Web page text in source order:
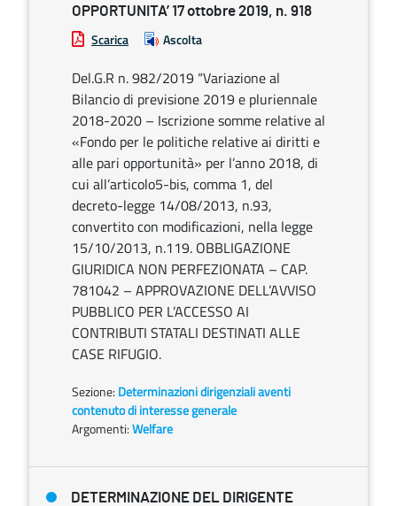
OPPORTUNITA’ 17 ottobre 2019, n. 918
Scarica Ascolta
Del.G.R n. 982/2019 “Variazione al
Bilancio di previsione 2019 e pluriennale
2018-2020 – Iscrizione somme relative al
«Fondo per le politiche relative ai diritti e
alle pari opportunità» per l’anno 2018, di
cui all’articolo5-bis, comma 1, del
decreto-legge 14/08/2013, n.93,
convertito con modificazioni, nella legge
15/10/2013, n.119. OBBLIGAZIONE
GIURIDICA NON PERFEZIONATA – CAP.
781042 – APPROVAZIONE DELL’AVVISO
PUBBLICO PER L’ACCESSO AI
CONTRIBUTI STATALI DESTINATI ALLE
CASE RIFUGIO.
Sezione: Determinazioni dirigenziali aventi
contenuto di interesse generale
Argomenti:Welfare
DETERMINAZIONE DEL DIRIGENTE